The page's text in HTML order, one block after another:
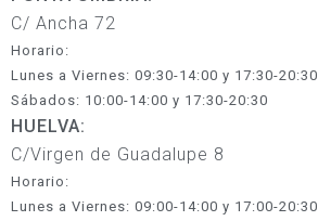
C/ Ancha 72
Horario:
Lunes a Viernes: 09:30-14:00 y 17:30-20:30
Sábados: 10:00-14:00 y 17:30-20:30
HUELVA:
C/Virgen de Guadalupe 8
Horario:
Lunes a Viernes: 09:00-14:00 y 17:00-20:30